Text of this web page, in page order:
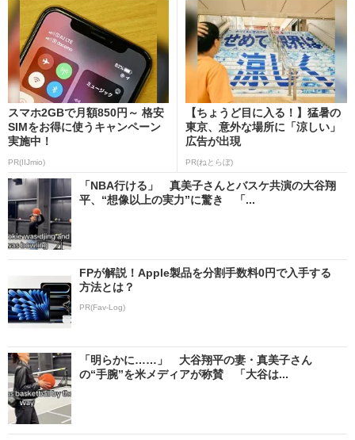
スマホ2GBで月額850円～ 格安
SIMをお得に使うキャンペーン
実施中！
PR(IIJmio)
【ちょうど目に入る！】猛暑の
東京、意外な場所に「涼しい」
広告が出現
PR(ねとらぼ)
「NBA行ける」 真美子さんとバスケ共演の大谷翔
平、“想像以上の実力”に驚き 「...
FPが解説！Apple製品を分割手数料0円で入手する
方法とは？
PR(Fav-Log)
「明らかに……」 大谷翔平の妻・真美子さん
の“手腕”を米メディアが称賛 「大谷は...